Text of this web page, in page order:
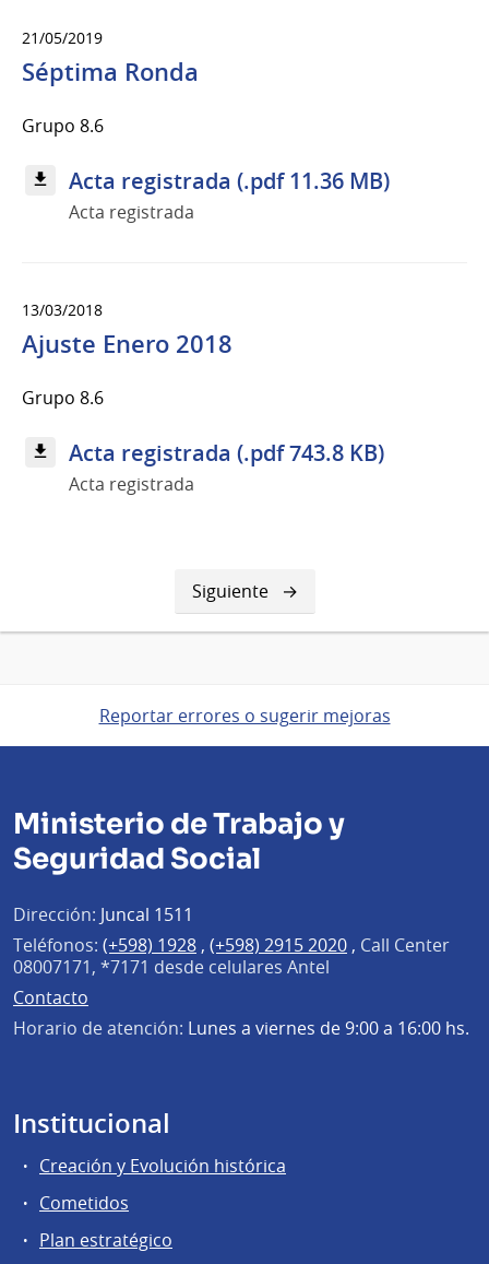
21/05/2019
Séptima Ronda
Grupo 8.6
Acta registrada (.pdf 11.36 MB)
Acta registrada
13/03/2018
Ajuste Enero 2018
Grupo 8.6
Acta registrada (.pdf 743.8 KB)
Acta registrada
Siguiente
página
Siguiente
Reportar errores o sugerir mejoras
Ministerio de Trabajo y
Seguridad Social
Dirección: Juncal 1511
Teléfonos: (+598) 1928 , (+598) 2915 2020 , Call Center
08007171, *7171 desde celulares Antel
Contacto
Horario de atención: Lunes a viernes de 9:00 a 16:00 hs.
Institucional
Creación y Evolución histórica
Cometidos
Plan estratégico